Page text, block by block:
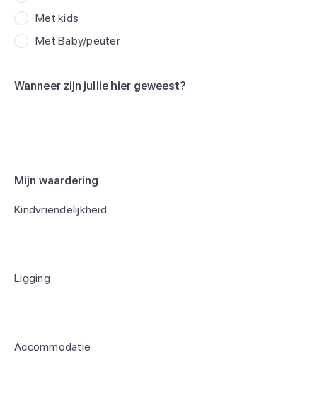
Met kids
Met Baby/peuter
Wanneer zijn jullie hier geweest?
Mijn waardering
Kindvriendelijkheid
Ligging
Accommodatie